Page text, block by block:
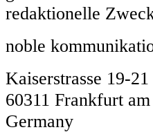
redaktionelle
noble
Kaiserstrasse 19-21
60311 Frankfurt
Germany